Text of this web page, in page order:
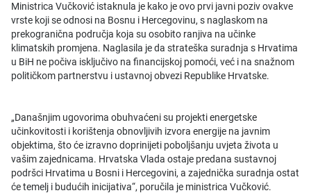
Ministrica Vučković istaknula je kako je ovo prvi javni poziv ovakve
vrste koji se odnosi na Bosnu i Hercegovinu, s naglaskom na
prekogranična područja koja su osobito ranjiva na učinke
klimatskih promjena. Naglasila je da strateška suradnja s Hrvatima
u BiH ne počiva isključivo na financijskoj pomoći, već i na snažnom
političkom partnerstvu i ustavnoj obvezi Republike Hrvatske.
„Današnjim ugovorima obuhvaćeni su projekti energetske
učinkovitosti i korištenja obnovljivih izvora energije na javnim
objektima, što će izravno doprinijeti poboljšanju uvjeta života u
vašim zajednicama. Hrvatska Vlada ostaje predana sustavnoj
podršci Hrvatima u Bosni i Hercegovini, a zajednička suradnja ostat
će temelj i budućih inicijativa“, poručila je ministrica Vučković.